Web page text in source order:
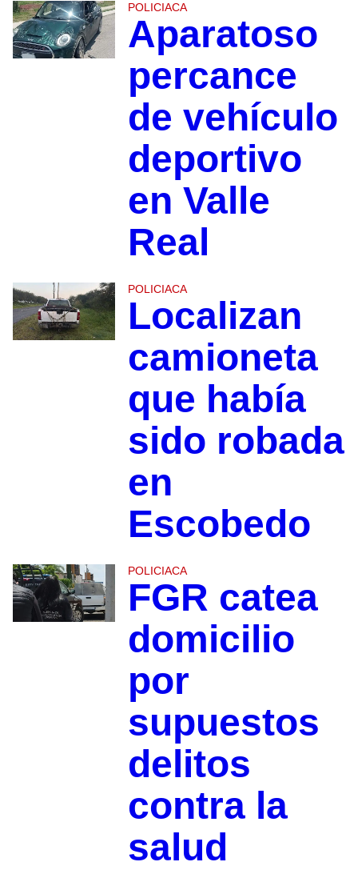
POLICIACA
Aparatoso
percance
de vehículo
deportivo
en Valle
Real
POLICIACA
Localizan
camioneta
que había
sido robada
en
Escobedo
POLICIACA
FGR catea
domicilio
por
supuestos
delitos
contra la
salud